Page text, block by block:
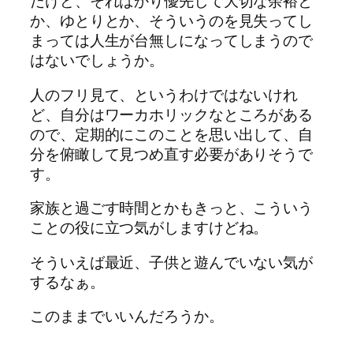
か、ゆとりとか、そういうのを見失ってし
まっては人生が台無しになってしまうので
はないでしょうか。
人のフリ見て、というわけではないけれ
ど、自分はワーカホリックなところがある
ので、定期的にこのことを思い出して、自
分を俯瞰して見つめ直す必要がありそうで
す。
家族と過ごす時間とかもきっと、こういう
ことの役に立つ気がしますけどね。
そういえば最近、子供と遊んでいない気が
するなぁ。
このままでいいんだろうか。